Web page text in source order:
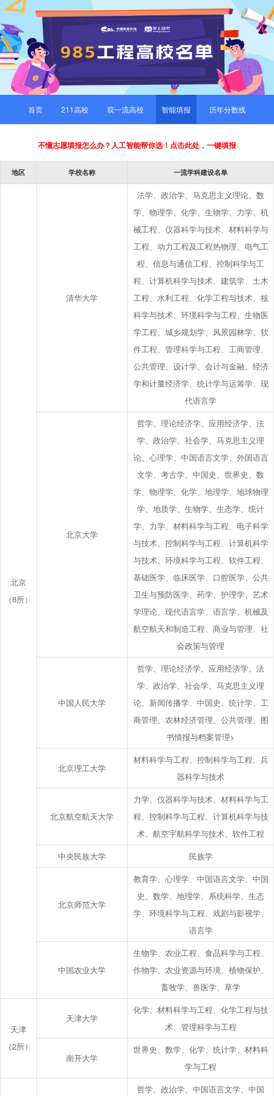
首页 211高校 双一流高校 智能填报 历年分数线
不懂志愿填报怎么办？人工智能帮你选！点击此处，一键填报
地区 学校名称 一流学科建设名单
北京
（8所）
清华大学
法学、政治学、马克思主义理论、数
学、物理学、化学、生物学、力学、机
械工程、仪器科学与技术、材料科学与
工程、动力工程及工程热物理、电气工
程、信息与通信工程、控制科学与工
程、计算机科学与技术、建筑学、土木
工程、水利工程、化学工程与技术、核
科学与技术、环境科学与工程、生物医
学工程、城乡规划学、风景园林学、软
件工程、管理科学与工程、工商管理、
公共管理、设计学、会计与金融、经济
学和计量经济学、统计学与运筹学、现
代语言学
北京大学
哲学、理论经济学、应用经济学、法
学、政治学、社会学、马克思主义理
论、心理学、中国语言文学、外国语言
文学、考古学、中国史、世界史、数
学、物理学、化学、地理学、地球物理
学、地质学、生物学、生态学、统计
学、力学、材料科学与工程、电子科学
与技术、控制科学与工程、计算机科学
与技术、环境科学与工程、软件工程、
基础医学、临床医学、口腔医学、公共
卫生与预防医学、药学、护理学、艺术
学理论、现代语言学、语言学、机械及
航空航天和制造工程、商业与管理、社
会政策与管理
中国人民大学
哲学、理论经济学、应用经济学、法
学、政治学、社会学、马克思主义理
论、新闻传播学、中国史、统计学、工
商管理、农林经济管理、公共管理、图
书情报与档案管理>
北京理工大学
材料科学与工程、控制科学与工程、兵
器科学与技术
北京航空航天大学
力学、仪器科学与技术、材料科学与工
程、控制科学与工程、计算机科学与技
术、航空宇航科学与技术、软件工程
中央民族大学
民族学
北京师范大学
教育学、心理学、中国语言文学、中国
史、数学、地理学、系统科学、生态
学、环境科学与工程、戏剧与影视学、
语言学
中国农业大学
生物学、农业工程、食品科学与工程、
作物学、农业资源与环境、植物保护、
畜牧学、兽医学、草学
天津
（2所）
天津大学
化学、材料科学与工程、化学工程与技
术、管理科学与工程
南开大学
世界史、数学、化学、统计学、材料科
学与工程
哲学、政治学、中国语言文学、中国